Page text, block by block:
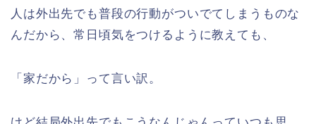
人は外出先でも普段の行動がついでてしまうものな
んだから、常日頃気をつけるように教えても、
「家だから」って言い訳。